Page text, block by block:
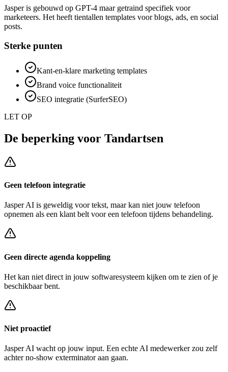
Jasper is gebouwd op GPT-4 maar getraind specifiek voor
marketeers. Het heeft tientallen templates voor blogs, ads, en social
posts.
Sterke punten
Kant-en-klare marketing templates
Brand voice functionaliteit
SEO integratie (SurferSEO)
LET OP
De beperking voor Tandartsen
Geen telefoon integratie
Jasper AI is geweldig voor tekst, maar kan niet jouw telefoon
opnemen als een klant belt voor een telefoon tijdens behandeling.
Geen directe agenda koppeling
Het kan niet direct in jouw softwaresysteem kijken om te zien of je
beschikbaar bent.
Niet proactief
Jasper AI wacht op jouw input. Een echte AI medewerker zou zelf
achterno-show exterminatoraan gaan.